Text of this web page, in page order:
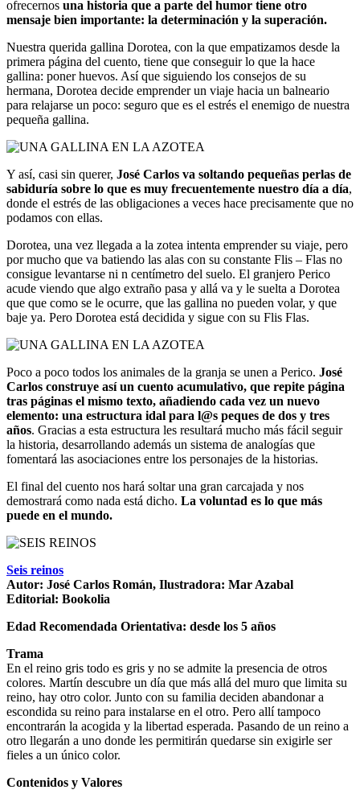
ofrecernos una historia que a parte del humor tiene otro
mensaje bien importante: la determinación y la superación.
Nuestra querida gallina Dorotea, con la que empatizamos desde la
primera página del cuento, tiene que conseguir lo que la hace
gallina: poner huevos. Así que siguiendo los consejos de su
hermana, Dorotea decide emprender un viaje hacia un balneario
para relajarse un poco: seguro que es el estrés el enemigo de nuestra
pequeña gallina.
Y así, casi sin querer, José Carlos va soltando pequeñas perlas de
sabiduría sobre lo que es muy frecuentemente nuestro día a día,
donde el estrés de las obligaciones a veces hace precisamente que no
podamos con ellas.
Dorotea, una vez llegada a la zotea intenta emprender su viaje, pero
por mucho que va batiendo las alas con su constante Flis – Flas no
consigue levantarse ni n centímetro del suelo. El granjero Perico
acude viendo que algo extraño pasa y allá va y le suelta a Dorotea
que que como se le ocurre, que las gallina no pueden volar, y que
baje ya. Pero Dorotea está decidida y sigue con su Flis Flas.
Poco a poco todos los animales de la granja se unen a Perico. José
Carlos construye así un cuento acumulativo, que repite página
tras páginas el mismo texto, añadiendo cada vez un nuevo
elemento: una estructura idal para l@s peques de dos y tres
años. Gracias a esta estructura les resultará mucho más fácil seguir
la historia, desarrollando además un sistema de analogías que
fomentará las asociaciones entre los personajes de la historias.
El final del cuento nos hará soltar una gran carcajada y nos
demostrará como nada está dicho. La voluntad es lo que más
puede en el mundo.
Seis reinos
Autor: José Carlos Román, Ilustradora: Mar Azabal
Editorial: Bookolia
Edad Recomendada Orientativa: desde los 5 años
Trama
En el reino gris todo es gris y no se admite la presencia de otros
colores. Martín descubre un día que más allá del muro que limita su
reino, hay otro color. Junto con su familia deciden abandonar a
escondida su reino para instalarse en el otro. Pero allí tampoco
encontrarán la acogida y la libertad esperada. Pasando de un reino a
otro llegarán a uno donde les permitirán quedarse sin exigirle ser
fieles a un único color.
Contenidos y Valores